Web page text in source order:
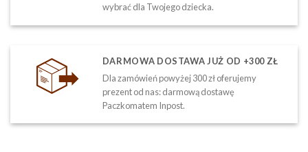
wybrać dla Twojego dziecka.
DARMOWA DOSTAWA JUŻ OD +300 ZŁ
Dla zamówień powyżej 300 zł oferujemy
prezent od nas: darmową dostawę
Paczkomatem Inpost.